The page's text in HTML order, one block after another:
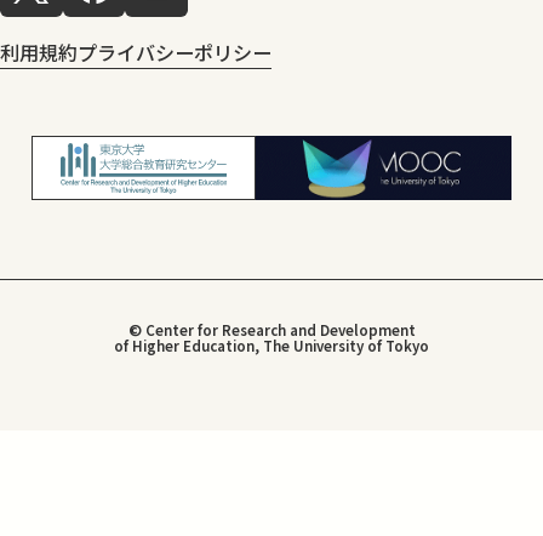
利用規約プライバシーポリシー
© Center for Research and Development
of Higher Education, The University of Tokyo